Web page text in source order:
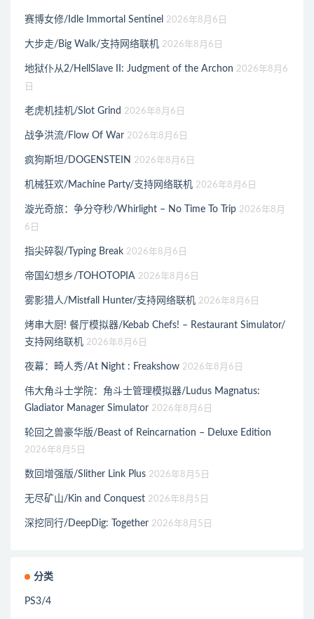
赛博女修/Idle Immortal Sentinel 2026年8月6日
大步走/Big Walk/支持网络联机 2026年8月6日
地狱仆从2/HellSlave II: Judgment of the Archon 2026年8月6
日
老虎机挂机/Slot Grind 2026年8月6日
战争洪流/Flow Of War 2026年8月6日
疯狗斯坦/DOGENSTEIN 2026年8月6日
机械狂欢/Machine Party/支持网络联机 2026年8月6日
漩光奇旅：争分夺秒/Whirlight – No Time To Trip 2026年8月
6日
指尖碎裂/Typing Break 2026年8月6日
帝国幻想乡/TOHOTOPIA 2026年8月6日
雾影猎人/Mistfall Hunter/支持网络联机 2026年8月6日
烤串大厨! 餐厅模拟器/Kebab Chefs! – Restaurant Simulator/
支持网络联机 2026年8月6日
夜幕：畸人秀/At Night : Freakshow 2026年8月6日
伟大角斗士学院：角斗士管理模拟器/Ludus Magnatus:
Gladiator Manager Simulator 2026年8月6日
轮回之兽豪华版/Beast of Reincarnation – Deluxe Edition
2026年8月5日
数回增强版/Slither Link Plus 2026年8月5日
无尽矿山/Kin and Conquest 2026年8月5日
深挖同行/DeepDig: Together 2026年8月5日
分类
PS3/4